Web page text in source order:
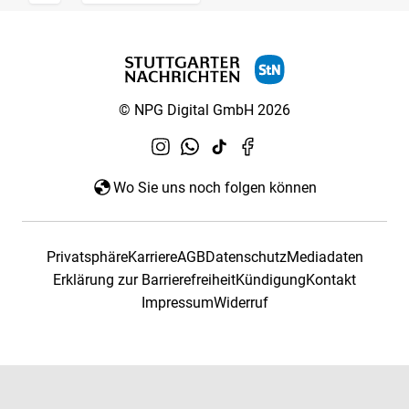
© NPG Digital GmbH 2026
Wo Sie uns noch folgen können
PrivatsphäreKarriereAGBDatenschutzMediadaten
Erklärung zur BarrierefreiheitKündigungKontakt
ImpressumWiderruf